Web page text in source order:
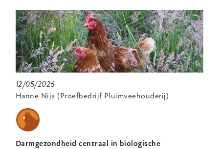
12/05/2026
Hanne Nijs (Proefbedrijf Pluimveehouderij)
Darmgezondheid centraal in biologische